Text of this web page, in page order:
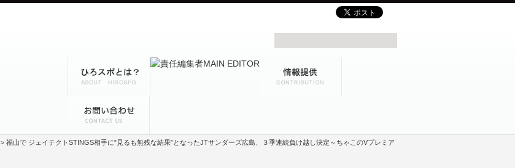
> 福山で ジェイテクトSTINGS相手に”見るも無残な結果”となったJTサンダーズ広島、３季連続負け越し決定～ちゃこのVプレミア